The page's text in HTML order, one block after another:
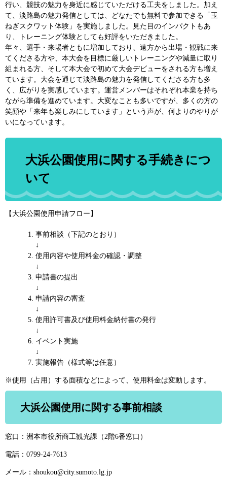
行い、競技の魅力を身近に感じていただける工夫をしました。加え
て、淡路島の魅力発信としては、どなたでも無料で参加できる「玉
ねぎスクワット体験」を実施しました。見た目のインパクトもあ
り、トレーニング体験としても好評をいただきました。
年々、選手・来場者ともに増加しており、遠方から出場・観戦に来
てくださる方や、本大会を目標に厳しいトレーニングや減量に取り
組まれる方、そして本大会で初めて大会デビューをされる方も増え
ています。大会を通じて淡路島の魅力を発信してくださる方も多
く、広がりを実感しています。運営メンバーはそれぞれ本業を持ち
ながら準備を進めています。大変なことも多いですが、多くの方の
笑顔や「来年も楽しみにしています」という声が、何よりのやりが
いになっています。
大浜公園使用に関する手続きにつ
いて
【大浜公園使用申請フロー】
事前相談（下記のとおり）
↓
使用内容や使用料金の確認・調整
↓
申請書の提出
​↓
申請内容の審査
​↓
使用許可書及び使用料金納付書の発行
​↓
イベント実施
​↓
実施報告（様式等は任意）
※使用（占用）する面積などによって、使用料金は変動します。
大浜公園使用に関する事前相談
窓口：洲本市役所商工観光課（2階6番窓口）
電話：0799-24-7613
メール：shoukou@city.sumoto.lg.jp